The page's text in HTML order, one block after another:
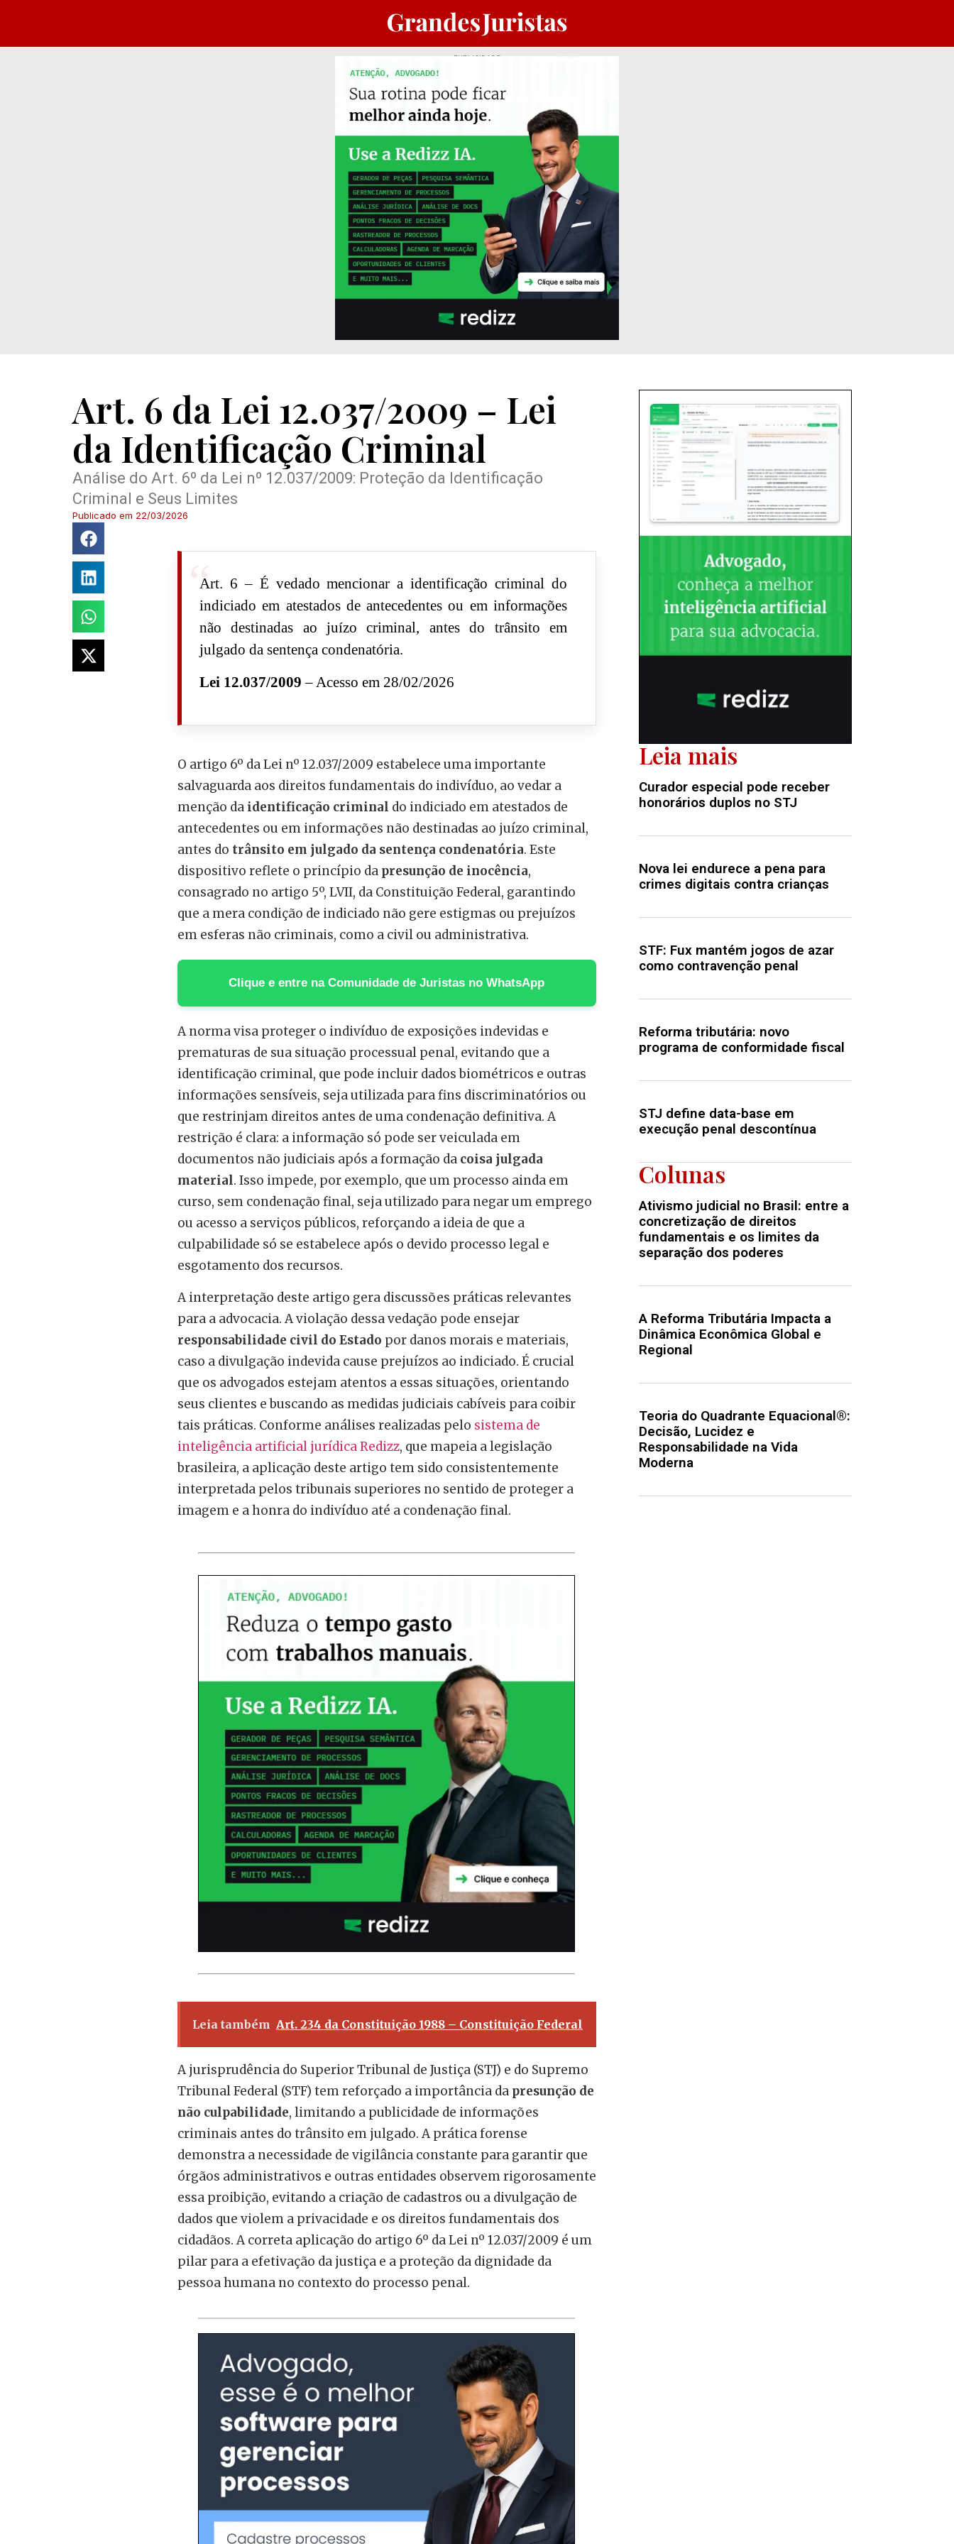
PUBLICIDADE
Art. 6 da Lei 12.037/2009 – Lei
da Identificação Criminal
Análise do Art. 6º da Lei nº 12.037/2009: Proteção da Identificação
Criminal e Seus Limites
Publicado em 22/03/2026
Art. 6 – É vedado mencionar a identificação criminal do
indiciado em atestados de antecedentes ou em informações
não destinadas ao juízo criminal, antes do trânsito em
julgado da sentença condenatória.
Lei 12.037/2009 – Acesso em 28/02/2026
O artigo 6º da Lei nº 12.037/2009 estabelece uma importante
salvaguarda aos direitos fundamentais do indivíduo, ao vedar a
menção da identificação criminal do indiciado em atestados de
antecedentes ou em informações não destinadas ao juízo criminal,
antes do trânsito em julgado da sentença condenatória. Este
dispositivo reflete o princípio da presunção de inocência,
consagrado no artigo 5º, LVII, da Constituição Federal, garantindo
que a mera condição de indiciado não gere estigmas ou prejuízos
em esferas não criminais, como a civil ou administrativa.
Clique e entre na Comunidade de Juristas no WhatsApp
A norma visa proteger o indivíduo de exposições indevidas e
prematuras de sua situação processual penal, evitando que a
identificação criminal, que pode incluir dados biométricos e outras
informações sensíveis, seja utilizada para fins discriminatórios ou
que restrinjam direitos antes de uma condenação definitiva. A
restrição é clara: a informação só pode ser veiculada em
documentos não judiciais após a formação da coisa julgada
material. Isso impede, por exemplo, que um processo ainda em
curso, sem condenação final, seja utilizado para negar um emprego
ou acesso a serviços públicos, reforçando a ideia de que a
culpabilidade só se estabelece após o devido processo legal e
esgotamento dos recursos.
A interpretação deste artigo gera discussões práticas relevantes
para a advocacia. A violação dessa vedação pode ensejar
responsabilidade civil do Estado por danos morais e materiais,
caso a divulgação indevida cause prejuízos ao indiciado. É crucial
que os advogados estejam atentos a essas situações, orientando
seus clientes e buscando as medidas judiciais cabíveis para coibir
tais práticas. Conforme análises realizadas pelo sistema de
inteligência artificial jurídica Redizz, que mapeia a legislação
brasileira, a aplicação deste artigo tem sido consistentemente
interpretada pelos tribunais superiores no sentido de proteger a
imagem e a honra do indivíduo até a condenação final.
Leia também Art. 234 da Constituição 1988 – Constituição Federal
A jurisprudência do Superior Tribunal de Justiça (STJ) e do Supremo
Tribunal Federal (STF) tem reforçado a importância da presunção de
não culpabilidade, limitando a publicidade de informações
criminais antes do trânsito em julgado. A prática forense
demonstra a necessidade de vigilância constante para garantir que
órgãos administrativos e outras entidades observem rigorosamente
essa proibição, evitando a criação de cadastros ou a divulgação de
dados que violem a privacidade e os direitos fundamentais dos
cidadãos. A correta aplicação do artigo 6º da Lei nº 12.037/2009 é um
pilar para a efetivação da justiça e a proteção da dignidade da
pessoa humana no contexto do processo penal.
Leia mais
Curador especial pode receber
honorários duplos no STJ
Nova lei endurece a pena para
crimes digitais contra crianças
STF: Fux mantém jogos de azar
como contravenção penal
Reforma tributária: novo
programa de conformidade fiscal
STJ define data-base em
execução penal descontínua
Colunas
Ativismo judicial no Brasil: entre a
concretização de direitos
fundamentais e os limites da
separação dos poderes
A Reforma Tributária Impacta a
Dinâmica Econômica Global e
Regional
Teoria do Quadrante Equacional®:
Decisão, Lucidez e
Responsabilidade na Vida
Moderna